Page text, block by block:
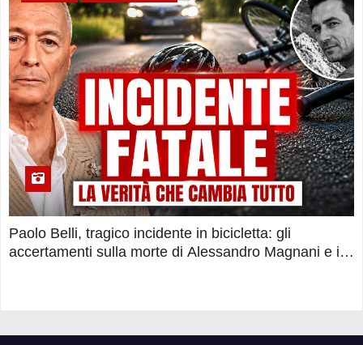
Paolo Belli, tragico incidente in bicicletta: gli
accertamenti sulla morte di Alessandro Magnani e i